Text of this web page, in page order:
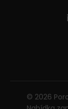
© 2026